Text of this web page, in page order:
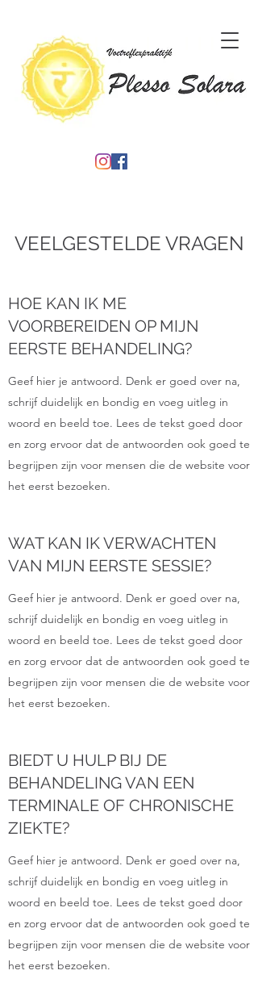
VEELGESTELDE VRAGEN
HOE KAN IK ME
VOORBEREIDEN OP MIJN
EERSTE BEHANDELING?
Geef hier je antwoord. Denk er goed over na,
schrijf duidelijk en bondig en voeg uitleg in
woord en beeld toe. Lees de tekst goed door
en zorg ervoor dat de antwoorden ook goed te
begrijpen zijn voor mensen die de website voor
het eerst bezoeken.
WAT KAN IK VERWACHTEN
VAN MIJN EERSTE SESSIE?
Geef hier je antwoord. Denk er goed over na,
schrijf duidelijk en bondig en voeg uitleg in
woord en beeld toe. Lees de tekst goed door
en zorg ervoor dat de antwoorden ook goed te
begrijpen zijn voor mensen die de website voor
het eerst bezoeken.
BIEDT U HULP BIJ DE
BEHANDELING VAN EEN
TERMINALE OF CHRONISCHE
ZIEKTE?
Geef hier je antwoord. Denk er goed over na,
schrijf duidelijk en bondig en voeg uitleg in
woord en beeld toe. Lees de tekst goed door
en zorg ervoor dat de antwoorden ook goed te
begrijpen zijn voor mensen die de website voor
het eerst bezoeken.